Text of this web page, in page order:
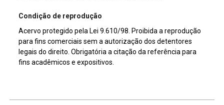
Condição de reprodução
Acervo protegido pela Lei 9.610/98. Proibida a reprodução
para fins comerciais sem a autorização dos detentores
legais do direito. Obrigatória a citação da referência para
fins acadêmicos e expositivos.